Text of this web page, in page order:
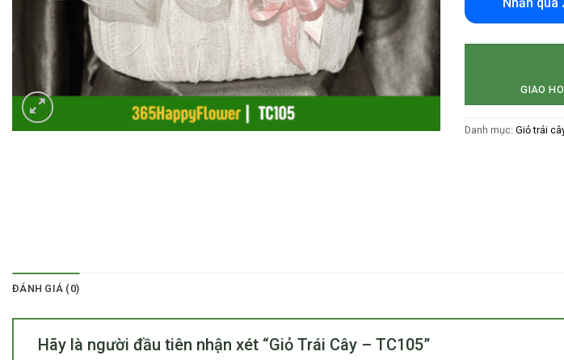
GIAO
Danh mục: Giỏ trái
ĐÁNH GIÁ (0)
Hãy là người đầu tiên nhận xét “Giỏ Trái Cây – TC105”